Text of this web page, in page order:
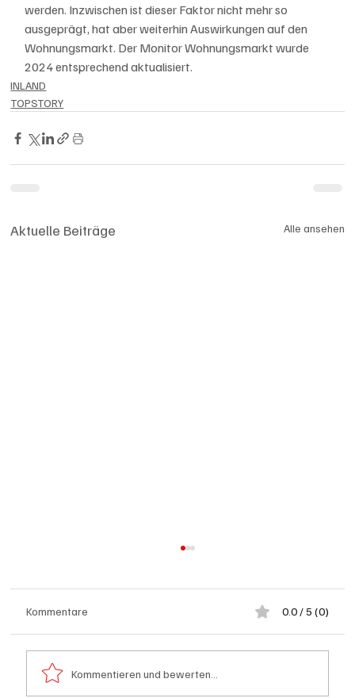
werden. Inzwischen ist dieser Faktor nicht mehr so
ausgeprägt, hat aber weiterhin Auswirkungen auf den
Wohnungsmarkt. Der Monitor Wohnungsmarkt wurde
2024 entsprechend aktualisiert.
INLAND
TOPSTORY
Aktuelle Beiträge Alle ansehen
Kommentare 0.0 / 5 (0)
Kommentieren und bewerten...